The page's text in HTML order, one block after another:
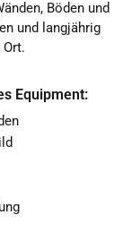
Böden und
und langjährig
Equipment: